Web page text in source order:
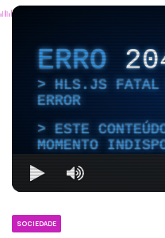
ERRO
HLS.JS FATAL
ERROR
ESTE
MOMENTO
SOCIEDADE